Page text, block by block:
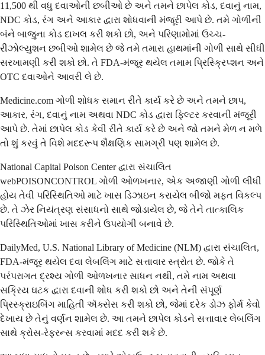
11,500 થી વધુ દવાઓની છબીઓ છે અને તમને છાપેલ કોડ, દવાનું નામ,
NDC કોડ, રંગ અને આકાર દ્વારા શોધવાની મંજૂરી આપે છે. તમે ગોળીની
બંને બાજુના કોડ દાખલ કરી શકો છો, અને પરિણામોમાં ઉચ્ચ-
રીઝોલ્યુશન છબીઓ શામેલ છે જે તમે તમારા હાથમાંની ગોળી સાથે સીધી
સરખામણી કરી શકો છો. તે FDA-મંજૂર થયેલ તમામ પ્રિસ્ક્રિપ્શન અને
OTC દવાઓને આવરી લે છે.
Medicine.com ગોળી શોધક સમાન રીતે કાર્ય કરે છે અને તમને છાપ,
આકાર, રંગ, દવાનું નામ અથવા NDC કોડ દ્વારા ફિલ્ટર કરવાની મંજૂરી
આપે છે. તેમાં છાપેલ કોડ કેવી રીતે કાર્ય કરે છે અને જો તમને મેળ ન મળે
તો શું કરવું તે વિશે મદદરૂપ શૈક્ષણિક સામગ્રી પણ શામેલ છે.
National Capital Poison Center દ્વારા સંચાલિત
webPOISONCONTROL ગોળી ઓળખનાર, એક અજાણી ગોળી લીધી
હોય તેવી પરિસ્થિતિઓ માટે ખાસ ડિઝાઇન કરાયેલ બીજો મફત વિકલ્પ
છે. તે ઝેર નિયંત્રણ સંસાધનો સાથે જોડાયેલ છે, જે તેને તાત્કાલિક
પરિસ્થિતિઓમાં ખાસ કરીને ઉપયોગી બનાવે છે.
DailyMed, U.S. National Library of Medicine (NLM) દ્વારા સંચાલિત,
FDA-મંજૂર થયેલ દવા લેબલિંગ માટે સત્તાવાર સ્ત્રોત છે. જોકે તે
પરંપરાગત દ્રશ્ય ગોળી ઓળખનાર સાધન નથી, તમે નામ અથવા
સક્રિય ઘટક દ્વારા દવાની શોધ કરી શકો છો અને તેની સંપૂર્ણ
પ્રિસ્ક્રાઇબિંગ માહિતી ઍક્સેસ કરી શકો છો, જેમાં દરેક ડોઝ ફોર્મ કેવો
દેખાય છે તેનું વર્ણન શામેલ છે. આ તમને છાપેલ કોડને સત્તાવાર લેબલિંગ
સાથે ક્રોસ-રેફરન્સ કરવામાં મદદ કરી શકે છે.